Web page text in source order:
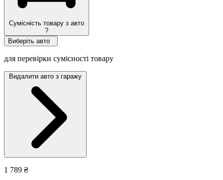
Сумісність товару з авто
?
Виберіть авто
для перевірки сумісності товару
Видалити авто з гаражу
1 789 ₴